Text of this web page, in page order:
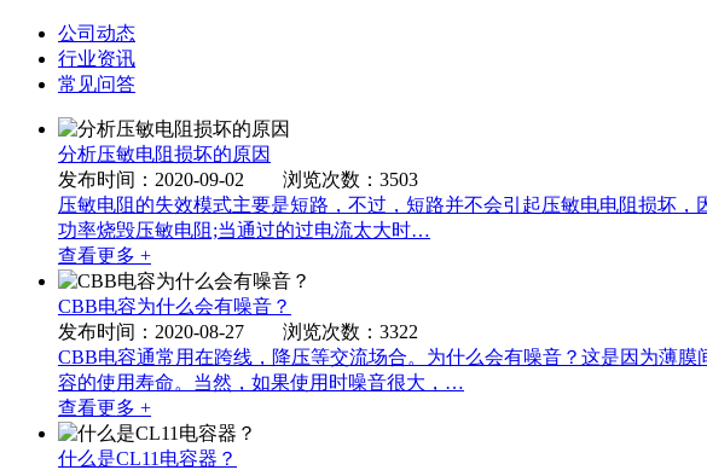
公司动态
行业资讯
常见问答
分析压敏电阻损坏的原因
发布时间：2020-09-02 浏览次数：3503
压敏电阻​的失效模式主要是短路，不过，短路并不会引起压敏电电阻损坏
功率烧毁压敏电阻;当通过的过电流太大时…
查看更多 +
CBB电容为什么会有噪音？
发布时间：2020-08-27 浏览次数：3322
CBB电容​通常用在跨线，降压等交流场合。为什么会有噪音？这是因为薄
容的使用寿命。当然，如果使用时噪音很大，…
查看更多 +
什么是CL11电容器？